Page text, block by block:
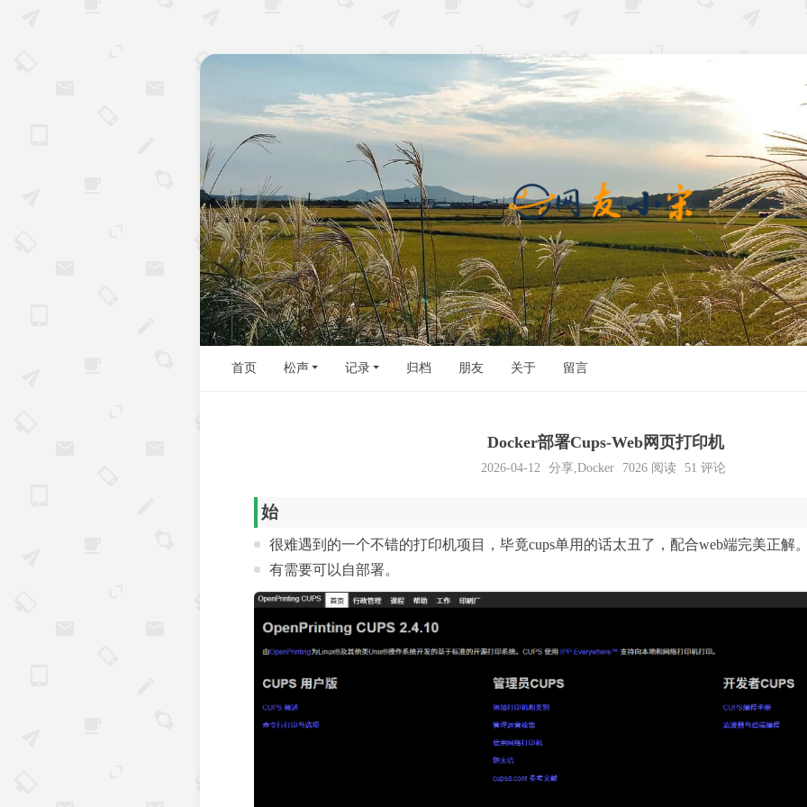
首页 松声 记录 归档 朋友 关于 留言
Docker部署Cups-Web网页打印机
2026-04-12 分享,Docker 7026阅读 51 评论
始
很难遇到的一个不错的打印机项目，毕竟cups单用的话太丑了，配合web端完美正解
有需要可以自部署。